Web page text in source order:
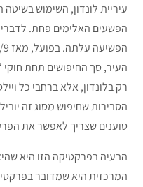
עיריית לונדון, השימוש
הפשעים האלימים פחת.
העיר, סך החיפושים תחת חוקי
רק בלונדון, אלא ברחבי כל
הסבירות שחיפוש מסוג זה
טוענים שצריך לאפשר את
הבעיה בפרקטיקה הזו היא
המרכזית היא שמדובר